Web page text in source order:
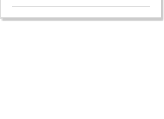
些?